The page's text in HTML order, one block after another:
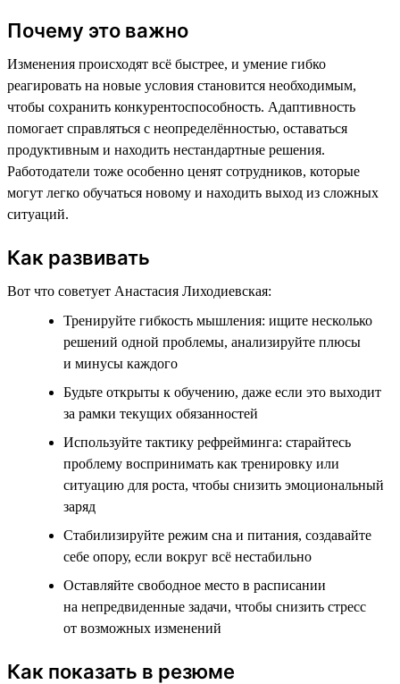
Почему это важно
Изменения происходят всё быстрее, и умение гибко
реагировать на новые условия становится необходимым,
чтобы сохранить конкурентоспособность. Адаптивность
помогает справляться с неопределённостью, оставаться
продуктивным и находить нестандартные решения.
Работодатели тоже особенно ценят сотрудников, которые
могут легко обучаться новому и находить выход из сложных
ситуаций.
Как развивать
Вот что советует Анастасия Лиходиевская:
Тренируйте гибкость мышления: ищите несколько
решений одной проблемы, анализируйте плюсы
и минусы каждого
Будьте открыты к обучению, даже если это выходит
за рамки текущих обязанностей
Используйте тактику рефрейминга: старайтесь
проблему воспринимать как тренировку или
ситуацию для роста, чтобы снизить эмоциональный
заряд
Стабилизируйте режим сна и питания, создавайте
себе опору, если вокруг всё нестабильно
Оставляйте свободное место в расписании
на непредвиденные задачи, чтобы снизить стресс
от возможных изменений
Как показать в резюме